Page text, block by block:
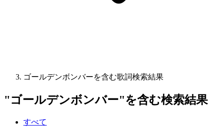
ゴールデンボンバーを含む歌詞検索結果
"ゴールデンボンバー"を含む検索結果
すべて